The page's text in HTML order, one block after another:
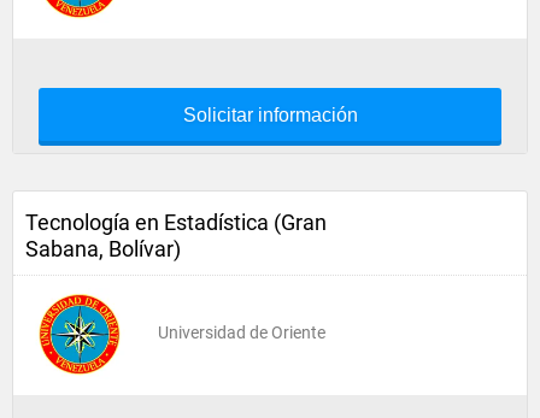
Solicitar información
Tecnología en Estadística (Gran
Sabana, Bolívar)
Universidad de Oriente